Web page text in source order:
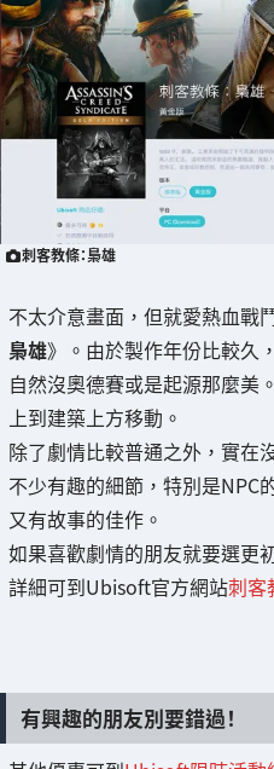
刺客教條：梟雄
不太介意畫面，但就愛熱血戰
梟雄》。由於製作年份比較久
自然沒奧德賽或是起源那麼美
上到建築上方移動。
除了劇情比較普通之外，實在
不少有趣的細節，特別是NPC
又有故事的佳作。
如果喜歡劇情的朋友就要選更
詳細可到Ubisoft官方網站刺客
有興趣的朋友別要錯過！